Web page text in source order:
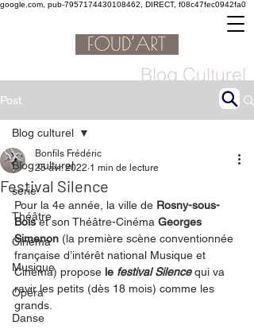
google.com, pub-7957174430108462, DIRECT, f08c47fec0942fa0
Blog Culturel
Post
Blog culturel
serie
Théâtre
Cinéma
Musique
Opéra
Danse
Blog culturel
Festival Silence
Bonfils Frédéric
25 avr. 2022 1 min de lecture
Pour la 4e année, la ville de Rosny-sous-
Bois et son Théâtre-Cinéma Georges
Simenon (la première scène conventionnée
française d’intérêt national Musique et
Cinéma) propose le festival Silence qui va
ravir les petits (dès 18 mois) comme les
grands.